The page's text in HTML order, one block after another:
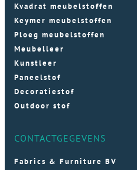
Kvadrat meubelstoffen
Keymer meubelstoffen
Ploeg meubelstoffen
Meubelleer
Kunstleer
Paneelstof
Decoratiestof
Outdoor stof
CONTACTGEGEVENS
Fabrics & Furniture BV